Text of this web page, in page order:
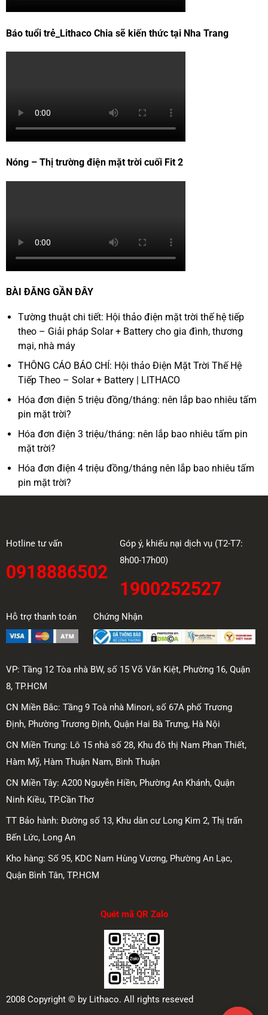
Báo tuổi trẻ_Lithaco Chia sẽ kiến thức tại Nha Trang
Nóng – Thị trường điện mặt trời cuối Fit 2
BÀI ĐĂNG GẦN ĐÂY
Tường thuật chi tiết: Hội thảo điện mặt trời thế hệ tiếp
theo – Giải pháp Solar + Battery cho gia đình, thương
mại, nhà máy
THÔNG CÁO BÁO CHÍ: Hội thảo Điện Mặt Trời Thế Hệ
Tiếp Theo – Solar + Battery | LITHACO
Hóa đơn điện 5 triệu đồng/tháng: nên lắp bao nhiêu tấm
pin mặt trời?
Hóa đơn điện 3 triệu/tháng: nên lắp bao nhiêu tấm pin
mặt trời?
Hóa đơn điện 4 triệu đồng/tháng nên lắp bao nhiêu tấm
pin mặt trời?
Hotline tư vấn
0918886502
Góp ý, khiếu nại dịch vụ (T2-T7:
8h00-17h00)
1900252527
Hỗ trợ thanh toán Chứng Nhận
VP: Tầng 12 Tòa nhà BW, số 15 Võ Văn Kiệt, Phường 16, Quận
8, TP.HCM
CN Miền Bắc: Tầng 9 Toà nhà Minori, số 67A phố Trương
Định, Phường Trương Định, Quận Hai Bà Trưng, Hà Nội
CN Miền Trung: Lô 15 nhà số 28, Khu đô thị Nam Phan Thiết,
Hàm Mỹ, Hàm Thuận Nam, Bình Thuận
CN Miền Tây: A200 Nguyễn Hiền, Phường An Khánh, Quận
Ninh Kiều, TP.Cần Thơ
TT Bảo hành: Đường số 13, Khu dân cư Long Kim 2, Thị trấn
Bến Lức, Long An
Kho hàng: Số 95, KDC Nam Hùng Vương, Phường An Lạc,
Quận Bình Tân, TP.HCM
Quét mã QR Zalo
2008 Copyright © by Lithaco. All rights reseved